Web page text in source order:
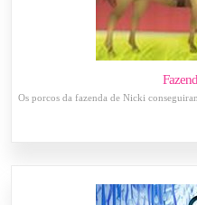
Os porcos da fazenda de Nicki